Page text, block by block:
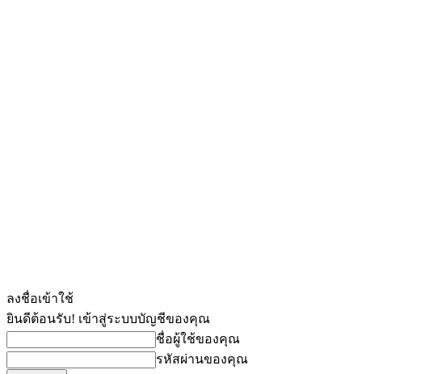
ลงชื่อเข้าใช้
ยินดีต้อนรับ! เข้าสู่ระบบบัญชีของคุณ
ชื่อผู้ใช้ของคุณ
รหัสผ่านของคุณ